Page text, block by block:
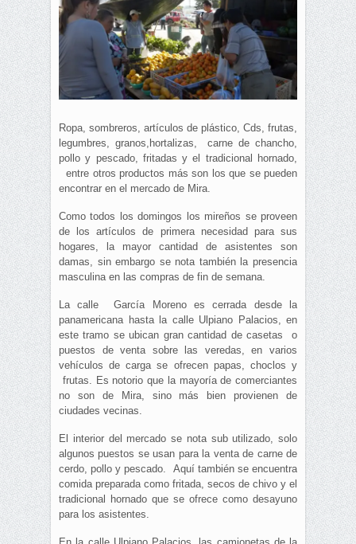
Ropa, sombreros, artículos de plástico, Cds, frutas,
legumbres, granos,hortalizas, carne de chancho,
pollo y pescado, fritadas y el tradicional hornado,
entre otros productos más son los que se pueden
encontrar en el mercado de Mira.
Como todos los domingos los mireños se proveen
de los artículos de primera necesidad para sus
hogares, la mayor cantidad de asistentes son
damas, sin embargo se nota también la presencia
masculina en las compras de fin de semana.
La calle García Moreno es cerrada desde la
panamericana hasta la calle Ulpiano Palacios, en
este tramo se ubican gran cantidad de casetas o
puestos de venta sobre las veredas, en varios
vehículos de carga se ofrecen papas, choclos y
frutas. Es notorio que la mayoría de comerciantes
no son de Mira, sino más bien provienen de
ciudades vecinas.
El interior del mercado se nota sub utilizado, solo
algunos puestos se usan para la venta de carne de
cerdo, pollo y pescado. Aquí también se encuentra
comida preparada como fritada, secos de chivo y el
tradicional hornado que se ofrece como desayuno
para los asistentes.